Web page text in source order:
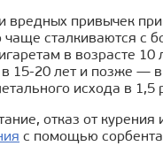
вредных привычек
чаще сталкиваются с
в возрасте
15-20 лет и позже —
исхода в
отказ от
с помощью сорбента